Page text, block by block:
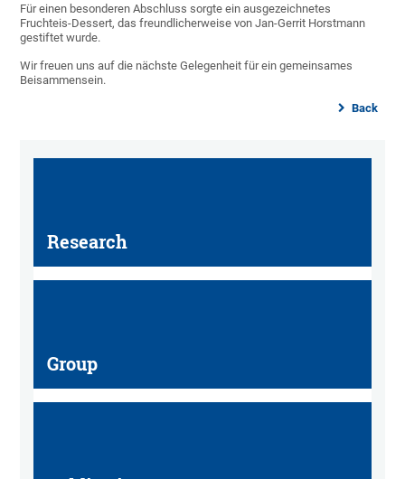
Für einen besonderen Abschluss sorgte ein ausgezeichnetes
Fruchteis-Dessert, das freundlicherweise von Jan-Gerrit Horstmann
gestiftet wurde.
Wir freuen uns auf die nächste Gelegenheit für ein gemeinsames
Beisammensein.
Back
Research
Group